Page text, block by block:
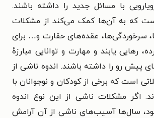
با مسائل جدید را داشته باشند.
که به آن‌ها کمک می‌کند از مشکلات
سرخوردگی‌ها، عقده‌های حقارت و… برای
رهایی یابند و مهارت و توانایی مبارزهٔ
پیش رو را داشته باشند. اندوه ناشی از
است که برخی از کودکان و نوجوانان با
اگر مشکلات ناشی از این نوع اندوه
سال‌ها آسیب‌های ناشی از آن آرامش